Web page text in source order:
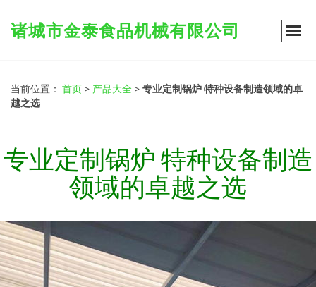
诸城市金泰食品机械有限公司
当前位置： 首页 > 产品大全 > 专业定制锅炉 特种设备制造领域的卓
越之选
专业定制锅炉 特种设备制造
领域的卓越之选